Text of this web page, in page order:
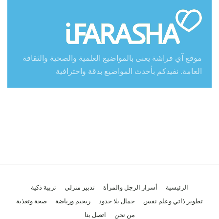
موقع آي فراشة يعنى بالمواضيع العلمية والصحية والثقافة
العامة. نفيدكم بأحدث المواضيع بدقة واحترافية
الرئيسية أسرار الرجل والمرأة تدبير منزلي
تربية ذكية
تطوير ذاتي وعلم نفس
جمال بلا حدود ريجيم ورياضة
صحة وتغذية
من نحن
اتصل بنا